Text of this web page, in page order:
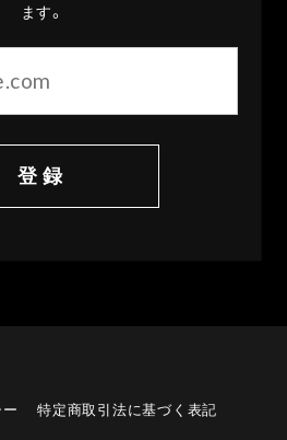
ます。
登録
特定商取引法に基づく表記